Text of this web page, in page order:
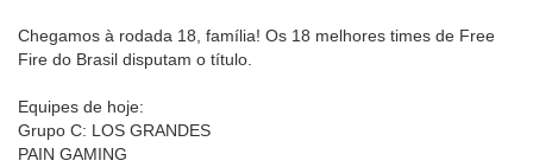
Chegamos à rodada 18, família! Os 18 melhores times de Free
Fire do Brasil disputam o título.
Equipes de hoje:
Grupo C: LOS GRANDES
PAIN GAMING